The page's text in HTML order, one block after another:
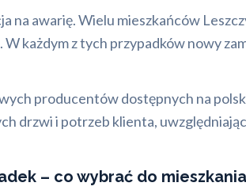
na awarię. Wielu mieszkańców
W każdym z tych przypadków nowy
producentów dostępnych na
drzwi i potrzeb klienta,
– co wybrać do mieszkania